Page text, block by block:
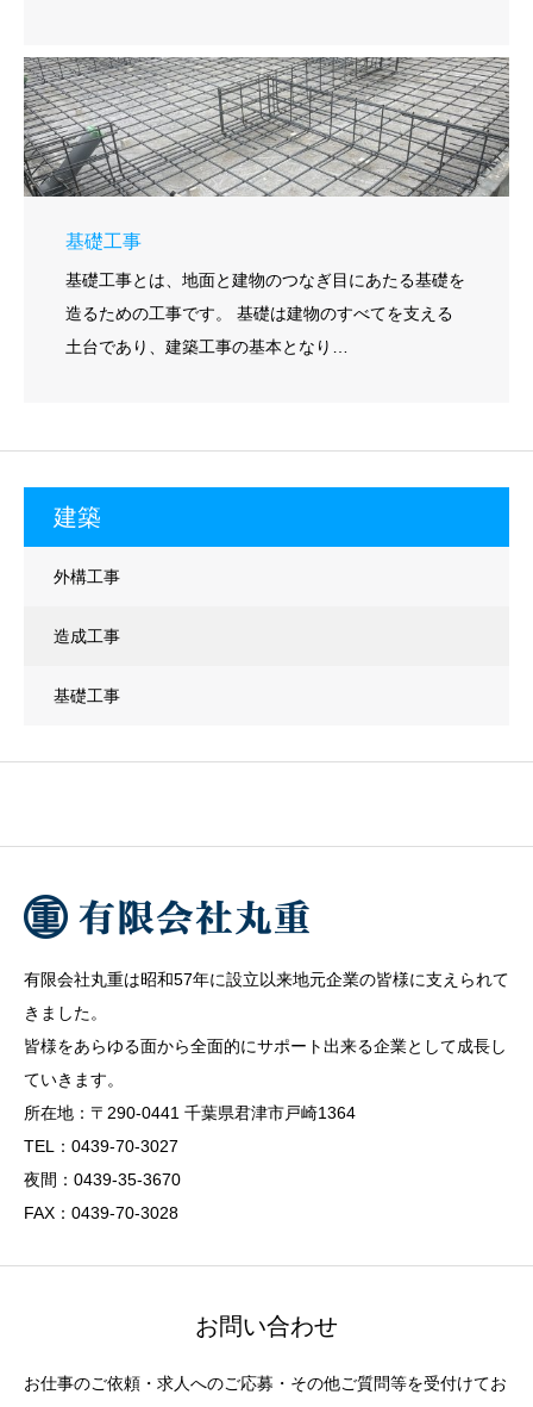
基礎工事
基礎工事とは、地面と建物のつなぎ目にあたる基礎を
造るための工事です。 基礎は建物のすべてを支える
土台であり、建築工事の基本となり…
建築
外構工事
造成工事
基礎工事
有限会社丸重は昭和57年に設立以来地元企業の皆様に支えられて
きました。
皆様をあらゆる面から全面的にサポート出来る企業として成長し
ていきます。
所在地：〒290-0441 千葉県君津市戸崎1364
TEL：0439-70-3027
夜間：0439-35-3670
FAX：0439-70-3028
お問い合わせ
お仕事のご依頼・求人へのご応募・その他ご質問等を受付けてお